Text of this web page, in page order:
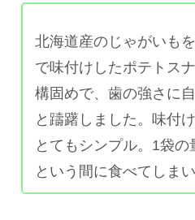
北海道産のじゃがいも
で味付けしたポテトス
構固めで、歯の強さに
と躊躇しました。味付
とてもシンプル。1袋
という間に食べてしまい